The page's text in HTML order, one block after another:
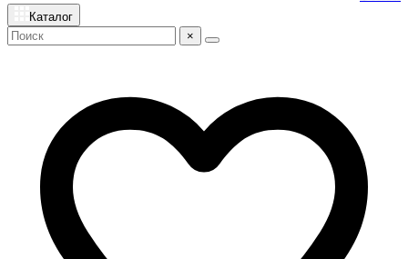
Каталог
×